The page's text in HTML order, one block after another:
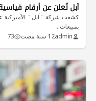
آبل تُعلن عن أرقام
كشفت شركة " آبل " الأميركية
بمبيعات…
admin12 سنة مضت 73